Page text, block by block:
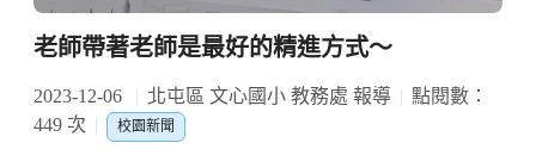
老師帶著老師是最好的精進方式～
2023-12-06 北屯區 文心國小 教務處 報導
點閱數：
449 次
校園新聞